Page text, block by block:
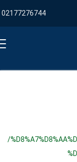
02177276744
/